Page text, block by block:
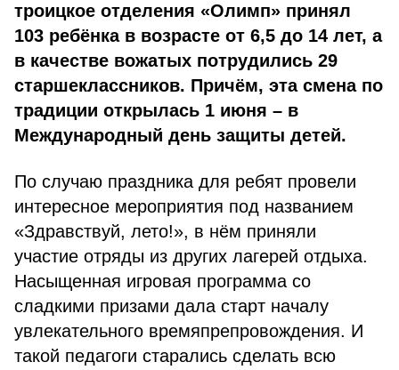
троицкое отделения «Олимп» принял
103 ребёнка в возрасте от 6,5 до 14 лет, а
в качестве вожатых потрудились 29
старшеклассников. Причём, эта смена по
традиции открылась 1 июня – в
Международный день защиты детей.
По случаю праздника для ребят провели
интересное мероприятия под названием
«Здравствуй, лето!», в нём приняли
участие отряды из других лагерей отдыха.
Насыщенная игровая программа со
сладкими призами дала старт началу
увлекательного времяпрепровождения. И
такой педагоги старались сделать всю